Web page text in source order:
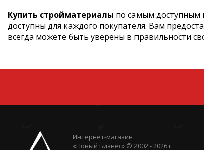
Купить стройматериалы по самым доступным
доступны для каждого покупателя. Вам
всегда можете быть уверены в правильности
Интернет-магазин
«Новый Бизнес» © 2002 - 2026 г.